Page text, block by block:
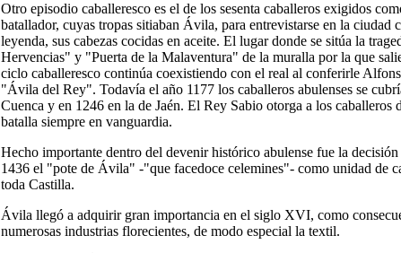
Otro episodio caballeresco es el de los sesenta caballeros exigidos
batallador, cuyas tropas sitiaban Ávila, para entrevistarse en la ciudad
leyenda, sus cabezas cocidas en aceite. El lugar donde se sitúa la
Hervencias" y "Puerta de la Malaventura" de la muralla por la que
ciclo caballeresco continúa coexistiendo con el real al conferirle
"Ávila del Rey". Todavía el año 1177 los caballeros abulenses se
Cuenca y en 1246 en la de Jaén. El Rey Sabio otorga a los caballeros
batalla siempre en vanguardia.
Hecho importante dentro del devenir histórico abulense fue la
1436 el "pote de Ávila" -"que facedoce celemines"- como unidad de
toda Castilla.
Ávila llegó a adquirir gran importancia en el siglo XVI, como
numerosas industrias florecientes, de modo especial la textil.